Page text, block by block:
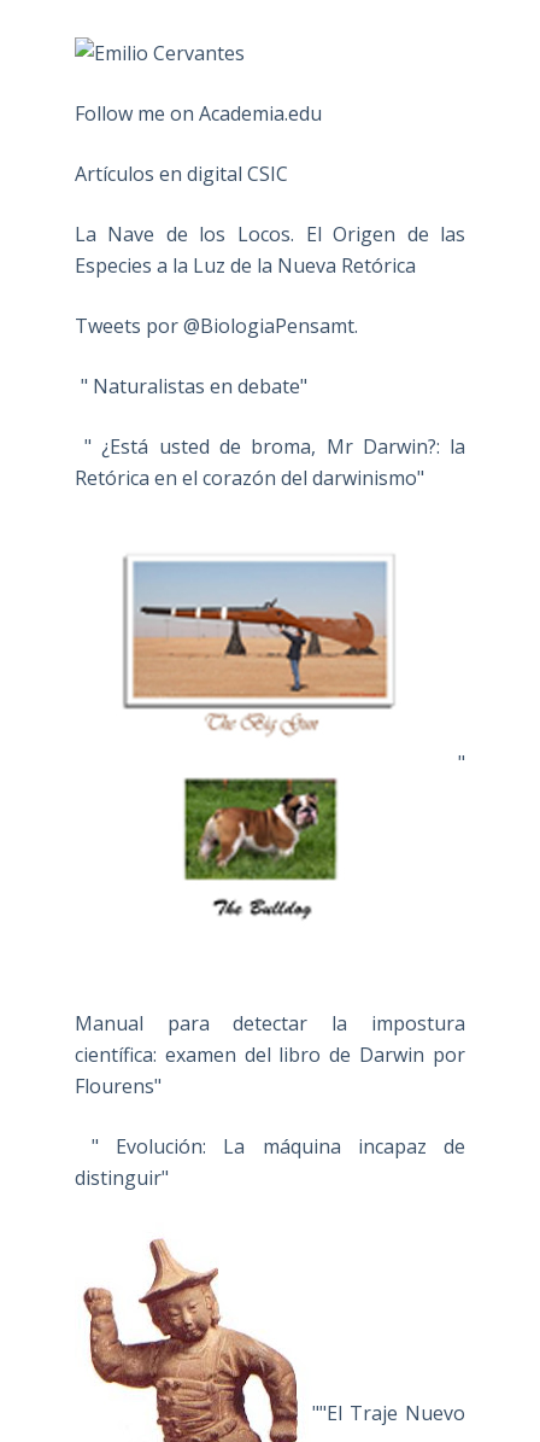
Follow me on Academia.edu
Artículos en digital CSIC
La Nave de los Locos. El Origen de las
Especies a la Luz de la Nueva Retórica
Tweets por @BiologiaPensamt.
" Naturalistas en debate"
" ¿Está usted de broma, Mr Darwin?: la
Retórica en el corazón del darwinismo"
"
Manual para detectar la impostura
científica: examen del libro de Darwin por
Flourens"
" Evolución: La máquina incapaz de
distinguir"
""El Traje Nuevo